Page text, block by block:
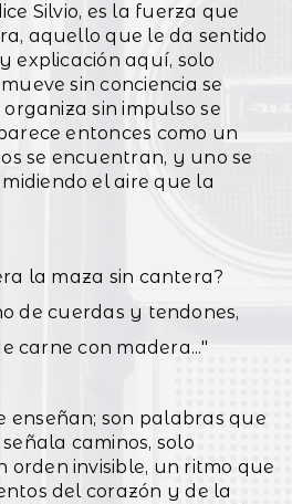
Silvio, es la fuerza que
aquello que le da sentido
explicación aquí, solo
sin conciencia se
sin impulso se
entonces como un
se encuentran, y uno se
el aire que la
la maza sin cantera?
de cuerdas y tendones,
carne con madera..."
enseñan; son palabras que
caminos, solo
invisible, un ritmo que
del corazón y de la